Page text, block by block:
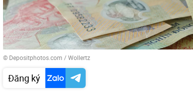
© Depositphotos.com / Wollertz
Đăng ký